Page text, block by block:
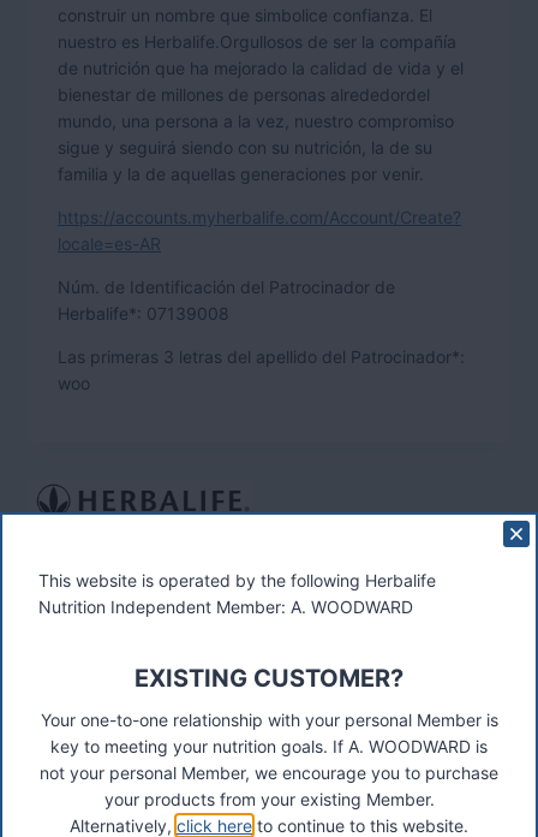
construir un nombre que simbolice confianza. El
nuestro es Herbalife.Orgullosos de ser la compañía
de nutrición que ha mejorado la calidad de vida y el
bienestar de millones de personas alrededordel
mundo, una persona a la vez, nuestro compromiso
sigue y seguirá siendo con su nutrición, la de su
familia y la de aquellas generaciones por venir.
https://accounts.myherbalife.com/Account/Create?
locale=es-AR
Núm. de Identificación del Patrocinador de
Herbalife*: 07139008
Las primeras 3 letras del apellido del Patrocinador*:
woo
Distributor, Select Marketing, 68 Swan Walk, Shepperton,
TW17 8LY. Contact A Woodward.
Recent Posts
Was ist das Premiumkunden-Programm?
This website is operated by the following Herbalife
Nutrition Independent Member: A. WOODWARD
EXISTING CUSTOMER?
Your one-to-one relationship with your personal Member is
key to meeting your nutrition goals. If A. WOODWARD is
not your personal Member, we encourage you to purchase
your products from your existing Member.
Alternatively, click here to continue to this website.